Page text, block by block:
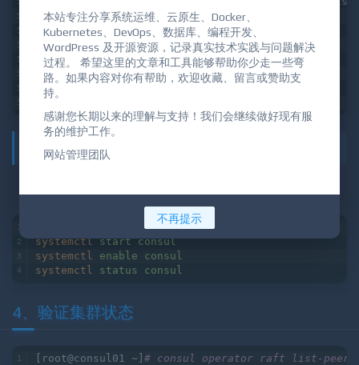
# data-dir 数据目录
# datacenter 数据中心名
# join 需要加入的server的ip，我这里是192.168.66.130
# -bind绑定网卡，解决主机多张网卡冲突无法绑定的问题
[Install]
WantedBy=multi-user.target
EOF
（2）启动consul服务
daemon-reload
systemctl start consul
systemctl
enable consul
systemctl
status consul
4、验证集群状态
[root@consul01 ~] # consul operator raft list-peers
本站专注分享系统运维、云原生、Docker、
Kubernetes、DevOps、数据库、编程开发、
WordPress 及开源资源，记录真实技术实践与问题解决
过程。 希望这里的文章和工具能够帮助你少走一些弯
路。如果内容对你有帮助，欢迎收藏、留言或赞助支
持。
感谢您长期以来的理解与支持！我们会继续做好现有服
务的维护工作。
网站管理团队
不再提示